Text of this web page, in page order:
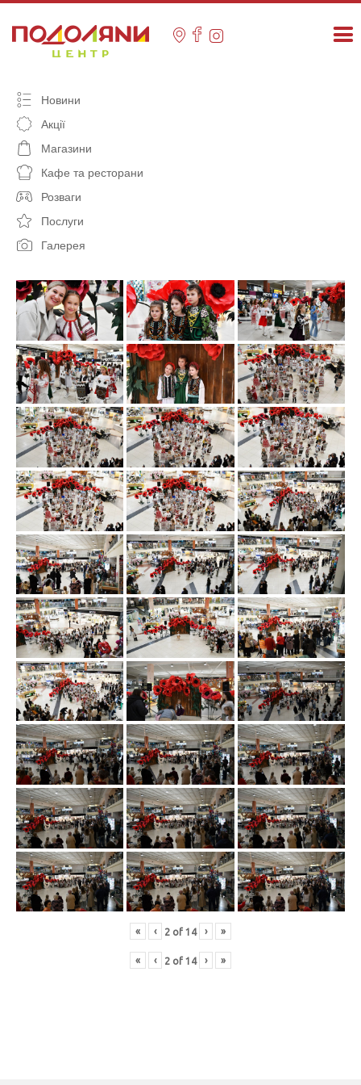
content
Новини
Акції
Магазини
Кафе та ресторани
Розваги
Послуги
Галерея
« ‹ 2 of 14 › »
« ‹ 2 of 14 › »